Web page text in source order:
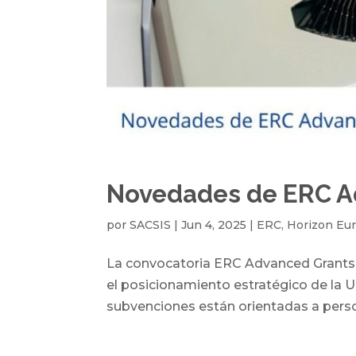
Novedades de ERC
porSACSIS |Jun 4, 2025 ERC, Horizon
La convocatoria ERC Advanced
el posicionamiento estratégico de la
subvenciones están orientadas a